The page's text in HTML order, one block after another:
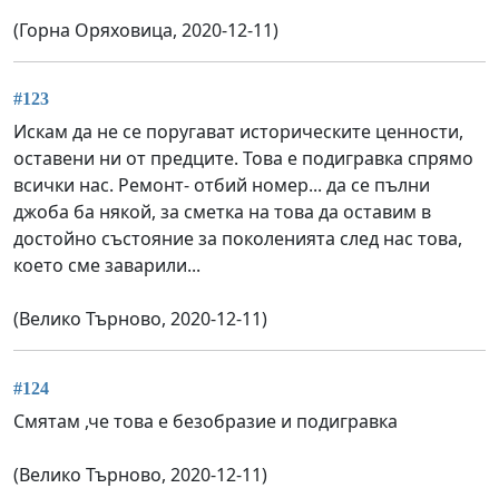
(Горна Оряховица, 2020-12-11)
#123
Искам да не се поругават историческите ценности,
оставени ни от предците. Това е подигравка спрямо
всички нас. Ремонт- отбий номер... да се пълни
джоба ба някой, за сметка на това да оставим в
достойно състояние за поколенията след нас това,
което сме заварили...
(Велико Търново, 2020-12-11)
#124
Смятам ,че това е безобразие и подигравка
(Велико Търново, 2020-12-11)